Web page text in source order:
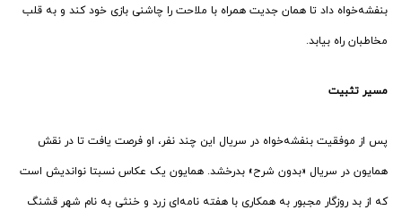
بنفشه‌خواه داد تا همان جدیت همراه با ملاحت را چاشنی بازی خود کند و به قلب
مخاطبان راه بیابد.
مسیر تثبیت
پس از موفقیت بنفشه‌خواه در سریال این چند نفر، او فرصت یافت تا در نقش
همایون در سریال «بدون شرح» بدرخشد. همایون یک عکاس نسبتا نواندیش است
که از بد روزگار مجبور به همکاری با هفته نامه‌ای زرد و خنثی به نام شهر قشنگ